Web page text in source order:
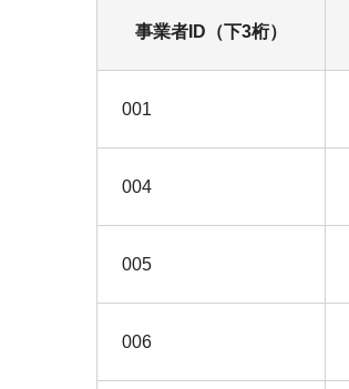
事業者ID（下3桁）
001
004
005
006